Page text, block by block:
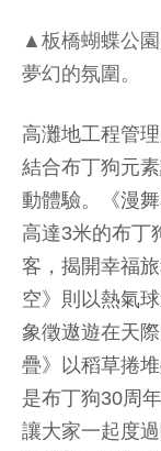
▲板橋蝴蝶公
夢幻的氛圍。
高灘地工程管
結合布丁狗元
動體驗。《漫
高達3米的布丁
客，揭開幸福
空》則以熱氣
象徵遨遊在天
疊》以稻草捲
是布丁狗30周
讓大家一起度